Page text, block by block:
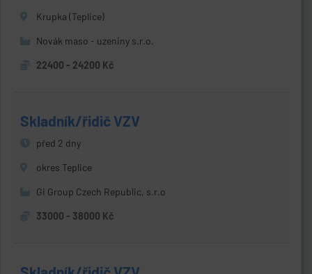
Krupka (Teplice)
Novák maso - uzeniny s.r.o.
22400 - 24200 Kč
Skladník/řidič VZV
před 2 dny
okres Teplice
Gi Group Czech Republic, s.r.o
33000 - 38000 Kč